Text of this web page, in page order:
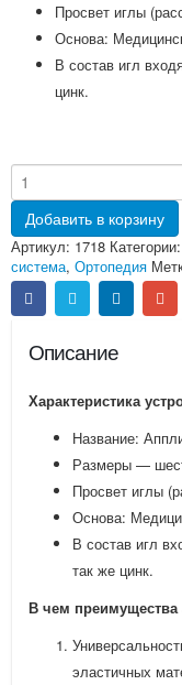
Просвет иглы
Основа:
В состав игл
цинк.
Добавить в корзину
Артикул: 1718 Категории:
система, Ортопедия
Описание
Характеристика
Название:
Размеры —
Просвет иглы
Основа:
В состав игл
так же цинк.
В чем преимущества
эластичных